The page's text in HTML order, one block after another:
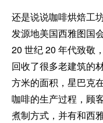
还是说说咖啡烘焙工
发源地美国西雅图国
20 世纪 20 年代致敬
回收了很多老建筑的
方米的面积，星巴克
咖啡的生产过程，顾
煮制方式，并有和西